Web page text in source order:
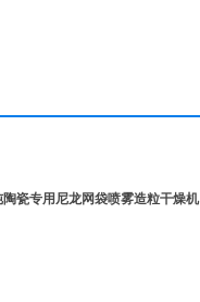
陶瓷专用尼龙网袋喷雾造粒干燥机